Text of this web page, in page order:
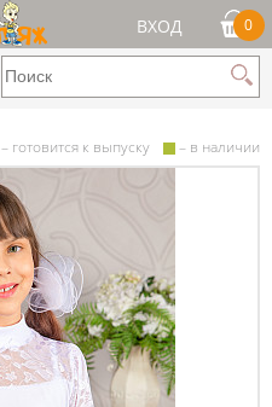
ВХОД 0
– готовится к выпуску – в наличии